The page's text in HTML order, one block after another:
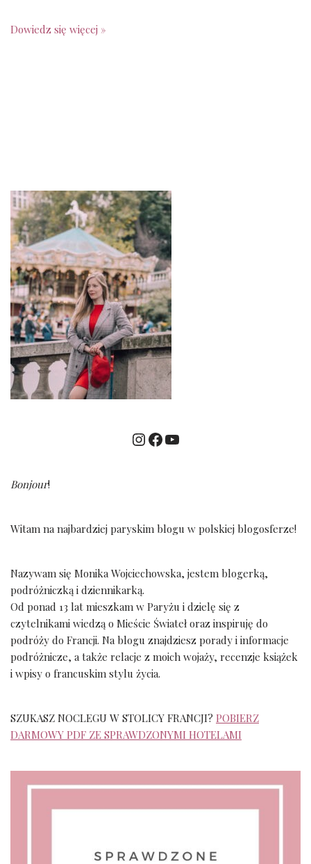
Dowiedz się więcej »
Bonjour!
Witam na najbardziej paryskim blogu w polskiej blogosferze!
Nazywam się Monika Wojciechowska, jestem blogerką,
podróżniczką i dziennikarką.
Od ponad 13 lat mieszkam w Paryżu i dzielę się z
czytelnikami wiedzą o Mieście Świateł oraz inspiruję do
podróży do Francji. Na blogu znajdziesz porady i informacje
podróżnicze, a także relacje z moich wojaży, recenzje książek
i wpisy o francuskim stylu życia.
SZUKASZ NOCLEGU W STOLICY FRANCJI? POBIERZ
DARMOWY PDF ZE SPRAWDZONYMI HOTELAMI